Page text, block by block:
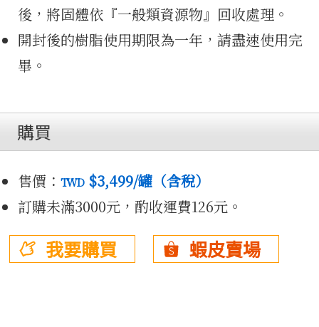
費試打
樣
後，將固體依『一般類資源物』回收處理。
開封後的樹脂使用期限為一年，請盡速使用完
畢。
購買
售價： TWD $3,499/罐（含稅）
訂購未滿3000元，酌收運費126元。
我要購買 蝦皮賣場